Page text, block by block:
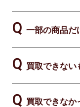
一部の商品だ
買取できない
買取できなか